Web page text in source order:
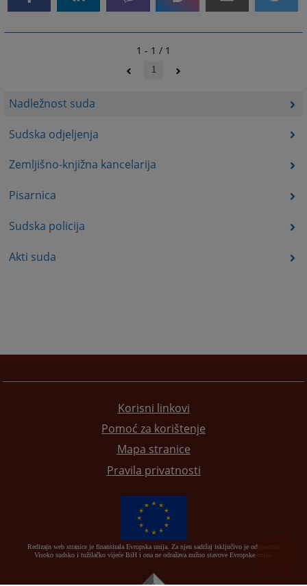
Nadležnost suda
Sudska odjeljenja
Zemljišno-knjižna kancelarija
Pisarnica
Sudska policija
Akti suda
1 - 1 / 1
1
Korisni linkovi
Pomoć za korištenje
Mapa stranice
Pravila privatnosti
Redizajn web stranice je finansirala Evropska unija. Za njen sadržaj isključivo je odgovorno
Visoko sudsko i tužilačko vijeće BiH i ona ne odražava nužno stavove Evropske unije.